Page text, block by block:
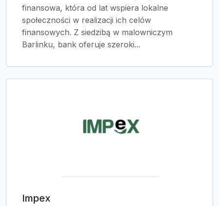
finansowa, która od lat wspiera lokalne
społeczności w realizacji ich celów
finansowych. Z siedzibą w malowniczym
Barlinku, bank oferuje szeroki...
Impex